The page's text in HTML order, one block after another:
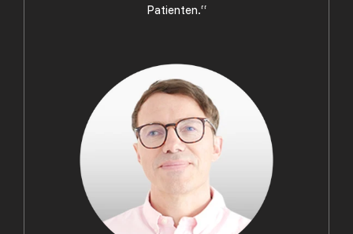
Patienten.“